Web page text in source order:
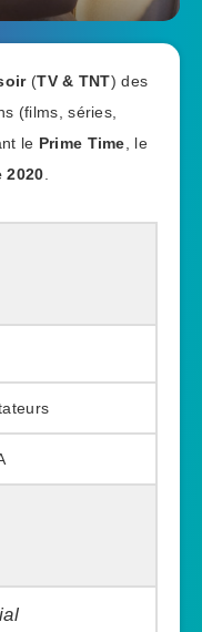
(TV & TNT) des
(films, séries,
le Prime Time , le
2020